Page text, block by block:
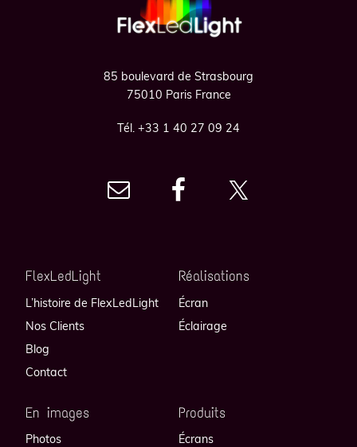
85 boulevard de Strasbourg
75010 Paris France
Tél. +33 1 40 27 09 24
FlexLedLight
L’histoire de FlexLedLight
Nos Clients
Blog
Contact
Réalisations
Écran
Éclairage
En images
Photos
Produits
Écrans